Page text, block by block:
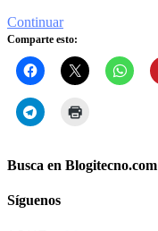
Continuar
Comparte esto:
Busca en Blogitecno.com
Síguenos